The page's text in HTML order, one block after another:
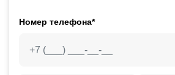
Номер телефона*